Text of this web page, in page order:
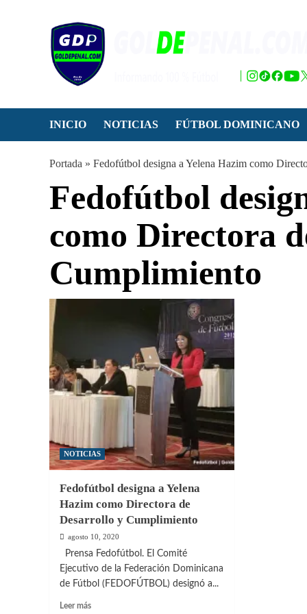
INICIO NOTICIAS FÚTBOL DOMINICANO
Portada » Fedofútbol designa a Yelena Hazim como
Fedofútbol
como Directora
Cumplimiento
NOTICIAS
Fedofútbol designa a Yelena
Hazim como Directora de
Desarrollo y Cumplimiento
agosto 10, 2020
Prensa Fedofútbol. El Comité
Ejecutivo de la Federación Dominicana
de Fútbol (FEDOFÚTBOL) designó a...
Leer másLeer